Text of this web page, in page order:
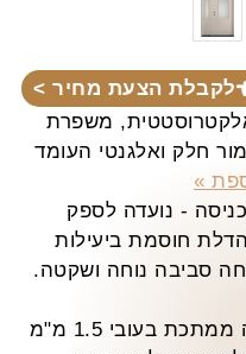
משפרת
חלק ואלגנטי העומד
»
- נועדה לספק
הדלת חוסמת ביעילות
סביבה נוחה ושקטה.
הדלת בנויה ממתכת בעובי 1.5 מ"מ
לקבלת הצעת מחיר >